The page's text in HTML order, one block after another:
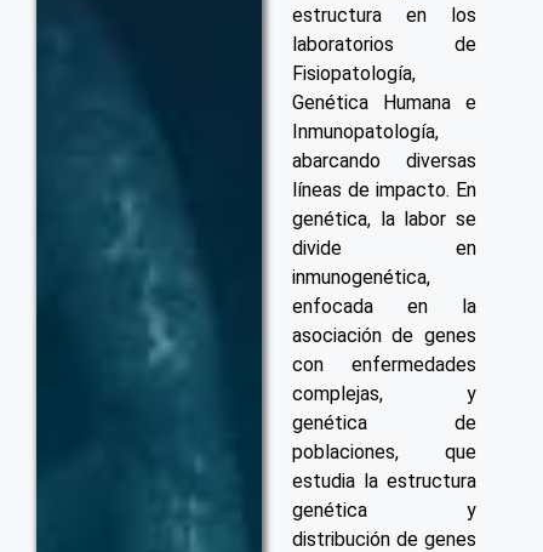
estructura en los
laboratorios de
Fisiopatología,
Genética Humana e
Inmunopatología,
abarcando diversas
líneas de impacto. En
genética, la labor se
divide en
inmunogenética,
enfocada en la
asociación de genes
con enfermedades
complejas, y
genética de
poblaciones, que
estudia la estructura
genética y
distribución de genes